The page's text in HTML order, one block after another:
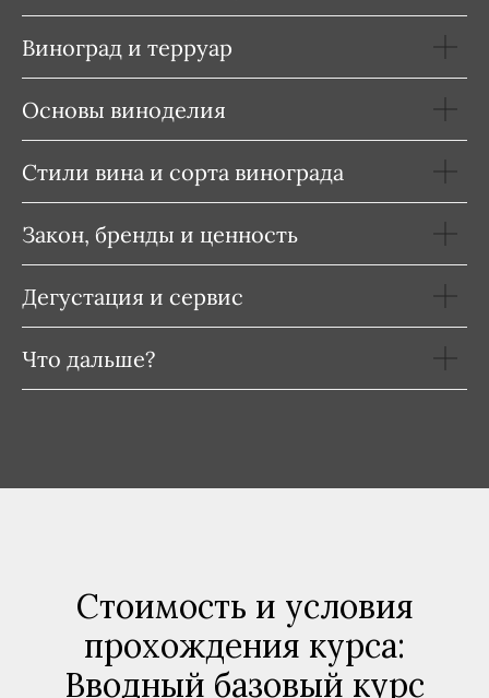
Виноград и терруар
Основы виноделия
Стили вина и сорта винограда
Закон, бренды и ценность
Дегустация и сервис
Что дальше?
Стоимость и условия
прохождения курса:
Вводный базовый курс